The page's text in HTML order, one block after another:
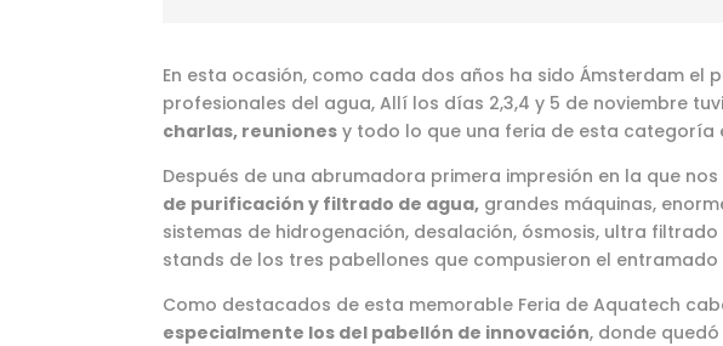
En esta ocasión, como cada dos años ha sido Ámsterdam el
profesionales del agua, Allí los días 2,3,4 y 5 de noviembre
charlas, reuniones y todo lo que una feria de esta categoría
Después de una abrumadora primera impresión en la que
de purificación y filtrado de agua, grandes máquinas,
sistemas de hidrogenación, desalación, ósmosis, ultra
stands de los tres pabellones que compusieron el entramado
Como destacados de esta memorable Feria de Aquatech
especialmente los del pabellón de innovación, donde